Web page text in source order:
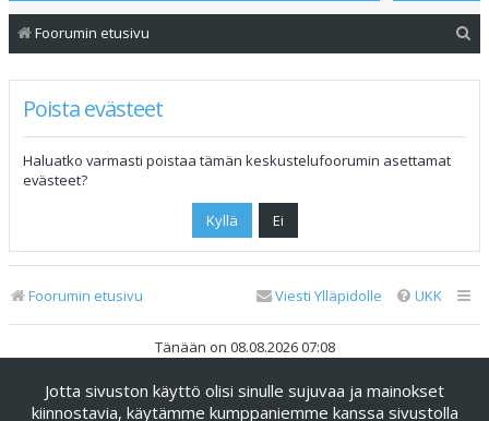
Foorumin etusivu
Poista evästeet
Haluatko varmasti poistaa tämän keskustelufoorumin asettamat
evästeet?
Foorumin etusivu UKK
Viesti Ylläpidolle
Tänään on 08.08.2026 07:08
Keskustelufoorumin ohjelmistophpBB® Forum Software ©
phpBB Limited
Jotta sivuston käyttö olisi sinulle sujuvaa ja mainokset
kiinnostavia, käytämme kumppaniemme kanssa sivustolla